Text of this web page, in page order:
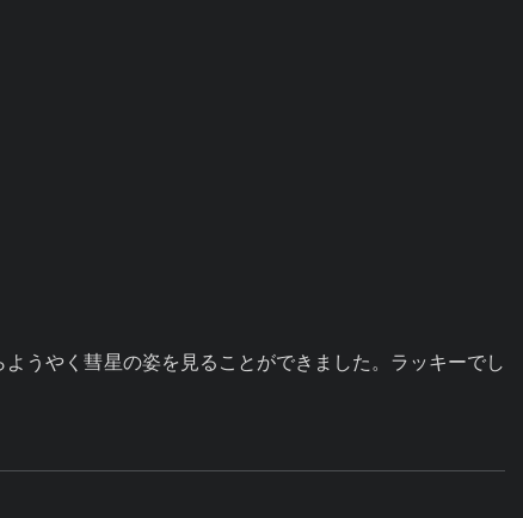
うやく彗星の姿を見ることができました。ラッキーでし